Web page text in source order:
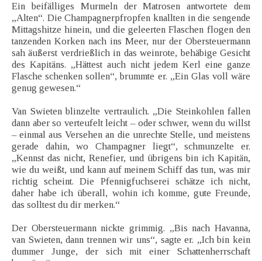
Ein beifälliges Murmeln der Matrosen antwortete dem
„Alten“. Die Champagnerpfropfen knallten in die sengende
Mittagshitze hinein, und die geleerten Flaschen flogen den
tanzenden Korken nach ins Meer, nur der Obersteuermann
sah äußerst verdrießlich in das weinrote, behäbige Gesicht
des Kapitäns. „Hättest auch nicht jedem Kerl eine ganze
Flasche schenken sollen“, brummte er. „Ein Glas voll wäre
genug gewesen.“
Van Swieten blinzelte vertraulich. „Die Steinkohlen fallen
dann aber so verteufelt leicht – oder schwer, wenn du willst
– einmal aus Versehen an die unrechte Stelle, und meistens
gerade dahin, wo Champagner liegt“, schmunzelte er.
„Kennst das nicht, Renefier, und übrigens bin ich Kapitän,
wie du weißt, und kann auf meinem Schiff das tun, was mir
richtig scheint. Die Pfennigfuchserei schätze ich nicht,
daher habe ich überall, wohin ich komme, gute Freunde,
das solltest du dir merken.“
Der Obersteuermann nickte grimmig. „Bis nach Havanna,
van Swieten, dann trennen wir uns“, sagte er. „Ich bin kein
dummer Junge, der sich mit einer Schattenherrschaft